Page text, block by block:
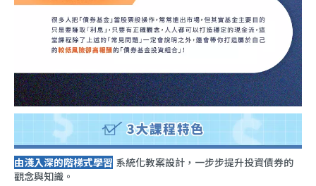
由淺入深的階梯式學習 系統化教案設計，一步步提升投資債券的
觀念與知識。